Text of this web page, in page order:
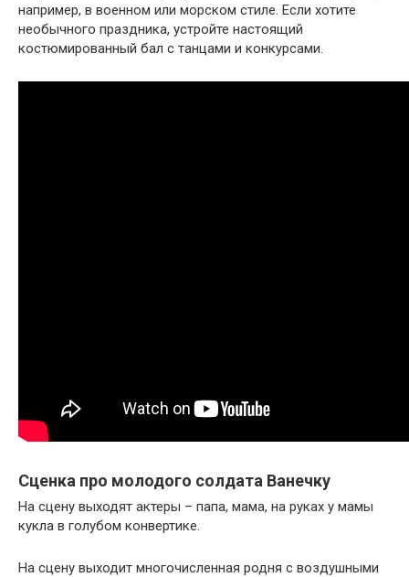
например, в военном или морском стиле. Если хотите
необычного праздника, устройте настоящий
костюмированный бал с танцами и конкурсами.
Сценка про молодого солдата Ванечку
На сцену выходят актеры – папа, мама, на руках у мамы
кукла в голубом конвертике.
На сцену выходит многочисленная родня с воздушными